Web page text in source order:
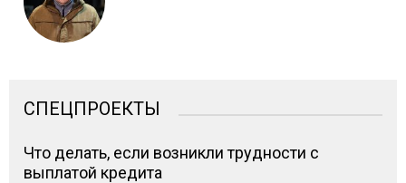
СПЕЦПРОЕКТЫ
Что делать, если возникли трудности с
выплатой кредита